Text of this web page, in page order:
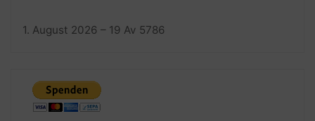
1. August 2026 – 19 Av 5786